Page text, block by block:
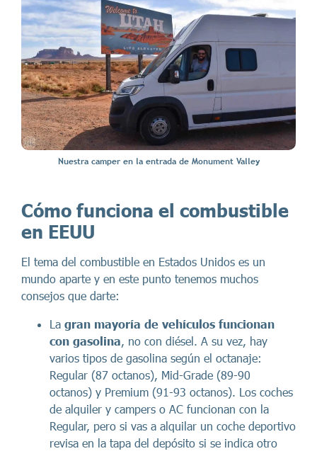
Nuestra camper en la entrada de Monument Valley
Cómo funciona el combustible
en EEUU
El tema del combustible en Estados Unidos es un
mundo aparte y en este punto tenemos muchos
consejos que darte:
La gran mayoría de vehículos funcionan
con gasolina, no con diésel. A su vez, hay
varios tipos de gasolina según el octanaje:
Regular (87 octanos), Mid-Grade (89-90
octanos) y Premium (91-93 octanos). Los coches
de alquiler y campers o AC funcionan con la
Regular, pero si vas a alquilar un coche deportivo
revisa en la tapa del depósito si se indica otro